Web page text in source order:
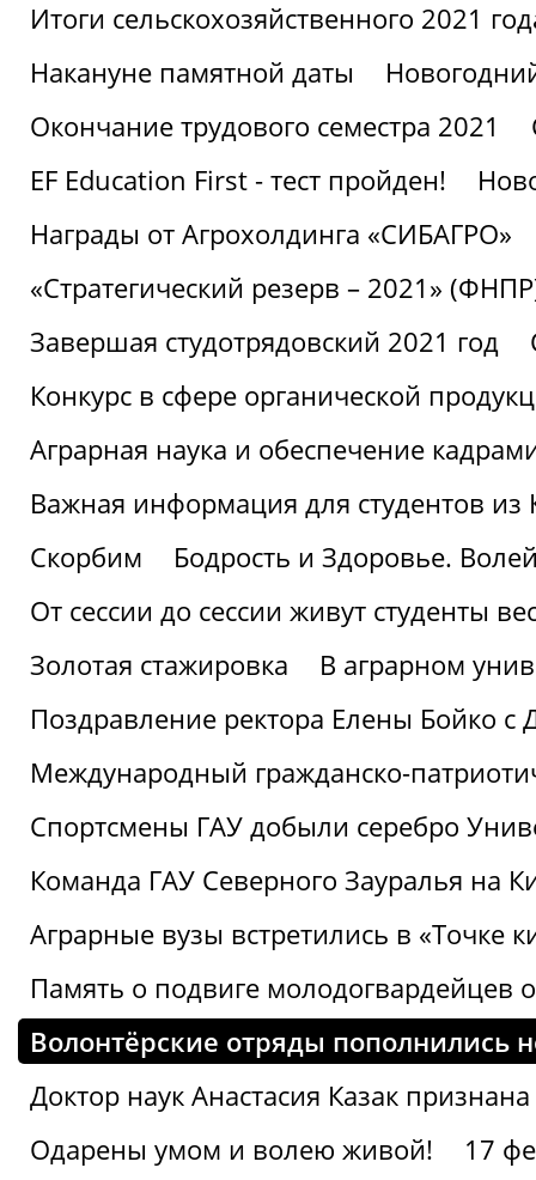
Итоги сельскохозяйственного 2021
Накануне памятной даты
Окончание трудового семестра 2021
EF Education First - тест пройден!
Награды от Агрохолдинга «СИБАГРО»
«Стратегический резерв – 2021»
Завершая студотрядовский 2021 год
Конкурс в сфере органической
Аграрная наука и обеспечение
Важная информация для студентов из
Скорбим
Бодрость и Здоровье.
От сессии до сессии живут студенты
Золотая стажировка
В аграрном
Поздравление ректора Елены Бойко с
Международный гражданско-
Спортсмены ГАУ добыли серебро
Команда ГАУ Северного Зауралья на
Аграрные вузы встретились в «Точке
Память о подвиге молодогвардейцев
Волонтёрские отряды пополнились
Доктор наук Анастасия Казак
Одарены умом и волею живой!
17